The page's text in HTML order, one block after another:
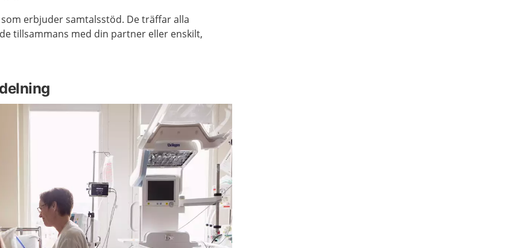
erbjuder samtalsstöd. De träffar alla
tillsammans med din partner eller enskilt,